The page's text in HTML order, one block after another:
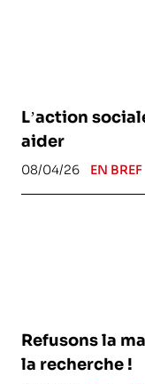
L’action
aider
08/04/26 EN BREF
Refusons la
la recherche !